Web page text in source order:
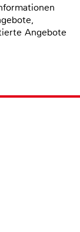
Angebote